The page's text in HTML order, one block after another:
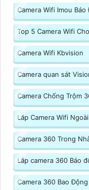
Camera Wifi Imou Báo
Top 5 Camera Wifi
Camera Wifi Kbvision
Camera quan sát
Camera Chống Trộm
Lắp Camera Wifi
Camera 360 Trong
Lắp camera 360 Báo
Camera 360 Bao